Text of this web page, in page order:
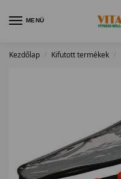
MENÜ
Kezdőlap / Kifutott termékek /